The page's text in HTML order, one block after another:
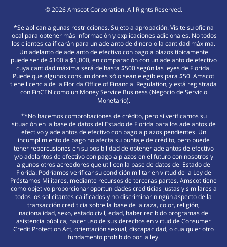
©2026Amscot Corporation. All Rights Reserved.
*Se aplican algunas restricciones. Sujeto a aprobación. Visite su oficina
local para obtener más información y explicaciones adicionales. No todos
los clientes calificarán para un adelanto de dinero o la cantidad máxima.
Un adelanto de adelanto de efectivo con pago a plazos típicamente
puede ser de $100 a $1,000, en comparación con un adelanto de efectivo
cuya cantidad máxima será de hasta $500 según las leyes de Florida.
Puede que algunos consumidores sólo sean elegibles para $50. Amscot
tiene licencia de la Florida Office of Financial Regulation, y está registrada
con FinCEN como un Money Service Business (Negocio de Servicio
Monetario).
**No hacemos comprobaciones de crédito, pero sí verificamos su
situación en la base de datos del Estado de Florida para los adelantos de
efectivo y adelantos de efectivo con pago a plazos pendientes. Un
incumplimiento de pago no afecta su puntaje de crédito, pero puede
tener repercusiones en su posibilidad de obtener adelantos de efectivo
y/o adelantos de efectivo con pago a plazos en el futuro con nosotros y
algunos otros acreedores que utilicen la base de datos del Estado de
Florida. Podríamos verificar su condición militar en virtud de la Ley de
Préstamos Militares, mediante recursos de terceras partes. Amscot tiene
como objetivo proporcionar oportunidades crediticias justas y similares a
todos los solicitantes calificados y no discriminar ningún aspecto de la
transacción crediticia sobre la base de la raza, color, religión,
nacionalidad, sexo, estado civil, edad, haber recibido programas de
asistencia pública, hacer uso de sus derechos en virtud de Consumer
Credit Protection Act, orientación sexual, discapacidad, o cualquier otro
fundamento prohibido por la ley.